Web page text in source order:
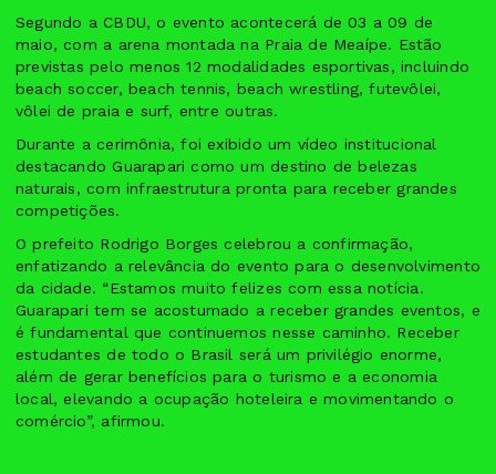
Segundo a CBDU, o evento acontecerá de 03 a 09 de
maio, com a arena montada na Praia de Meaípe. Estão
previstas pelo menos 12 modalidades esportivas, incluindo
beach soccer, beach tennis, beach wrestling, futevôlei,
vôlei de praia e surf, entre outras.
Durante a cerimônia, foi exibido um vídeo institucional
destacando Guarapari como um destino de belezas
naturais, com infraestrutura pronta para receber grandes
competições.
O prefeito Rodrigo Borges celebrou a confirmação,
enfatizando a relevância do evento para o desenvolvimento
da cidade. “Estamos muito felizes com essa notícia.
Guarapari tem se acostumado a receber grandes eventos, e
é fundamental que continuemos nesse caminho. Receber
estudantes de todo o Brasil será um privilégio enorme,
além de gerar benefícios para o turismo e a economia
local, elevando a ocupação hoteleira e movimentando o
comércio”, afirmou.